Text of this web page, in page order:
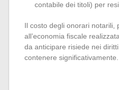
contabile dei titoli) per
Il costo degli onorari notarili,
all’economia fiscale
da anticipare risiede nei
contenere significativamente.